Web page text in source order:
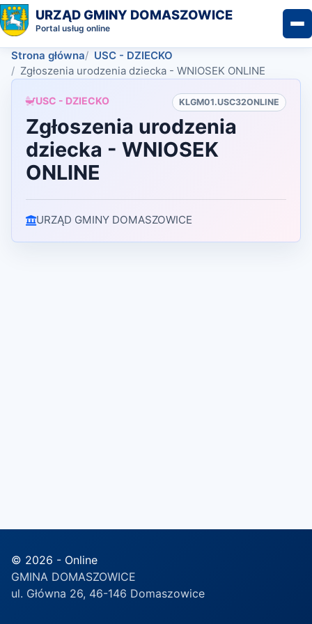
URZĄD GMINY DOMASZOWICE
Portal usług online
Strona główna
USC - DZIECKO
Zgłoszenia urodzenia dziecka - WNIOSEK ONLINE
USC - DZIECKO KLGM01.USC32ONLINE
Zgłoszenia urodzenia
dziecka - WNIOSEK
ONLINE
URZĄD GMINY DOMASZOWICE
© 2026 - Online
GMINA DOMASZOWICE
ul. Główna 26, 46-146 Domaszowice